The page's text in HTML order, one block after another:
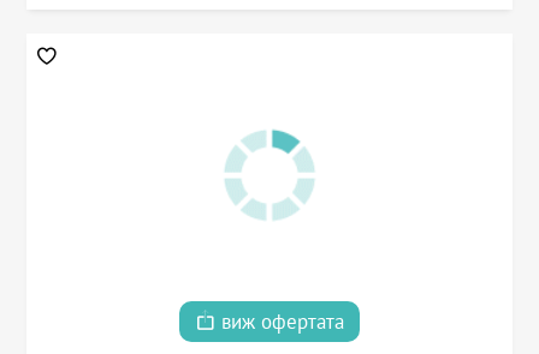
виж офертата